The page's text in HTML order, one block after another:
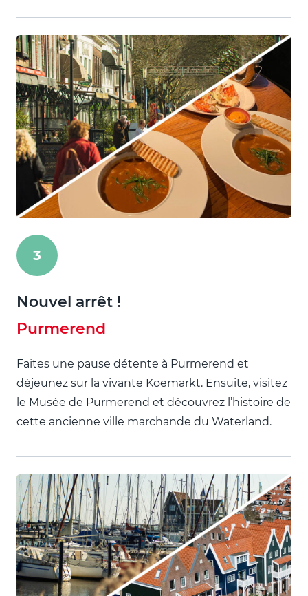
3
Nouvel arrêt !
Purmerend
Faites une pause détente à Purmerend et
déjeunez sur la vivante Koemarkt. Ensuite, visitez
le Musée de Purmerend et découvrez l’histoire de
cette ancienne ville marchande du Waterland.